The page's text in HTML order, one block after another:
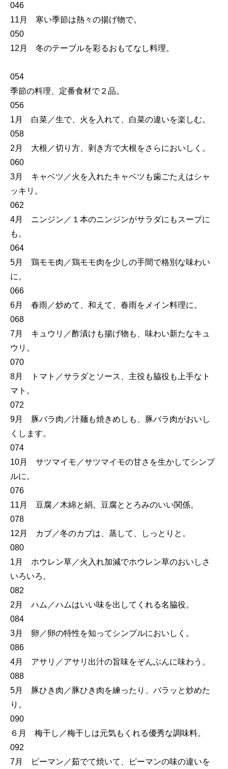
046
11月 寒い季節は熱々の揚げ物で。
050
12月 冬のテーブルを彩るおもてなし料理。
054
季節の料理、定番食材で２品。
056
1月 白菜／生で、火を入れて、白菜の違いを楽しむ。
058
2月 大根／切り方、剥き方で大根をさらにおいしく。
060
3月 キャベツ／火を入れたキャベツも歯ごたえはシャ
ッキリ。
062
4月 ニンジン／１本のニンジンがサラダにもスープに
も。
064
5月 鶏モモ肉／鶏モモ肉を少しの手間で格別な味わい
に。
066
6月 春雨／炒めて、和えて、春雨をメイン料理に。
068
7月 キュウリ／酢漬けも揚げ物も、味わい新たなキュ
ウリ。
070
8月 トマト／サラダとソース、主役も脇役も上手なト
マト。
072
9月 豚バラ肉／汁麺も焼きめしも、豚バラ肉がおいし
くします。
074
10月 サツマイモ／サツマイモの甘さを生かしてシンプ
ルに。
076
11月 豆腐／木綿と絹。豆腐ととろみのいい関係。
078
12月 カブ／冬のカブは、蒸して、しっとりと。
080
1月 ホウレン草／火入れ加減でホウレン草のおいしさ
いろいろ。
082
2月 ハム／ハムはいい味を出してくれる名脇役。
084
3月 卵／卵の特性を知ってシンプルにおいしく。
086
4月 アサリ／アサリ出汁の旨味をぞんぶんに味わう。
088
5月 豚ひき肉／豚ひき肉を練ったり、パラッと炒めた
り。
090
６月 梅干し／梅干しは元気もくれる優秀な調味料。
092
7月 ピーマン／茹でて焼いて、ピーマンの味の違いを